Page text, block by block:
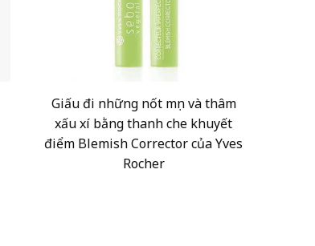
Giấu đi những nốt mụn và thâm
xấu xí bằng thanh che khuyết
điểm Blemish Corrector của Yves
Rocher